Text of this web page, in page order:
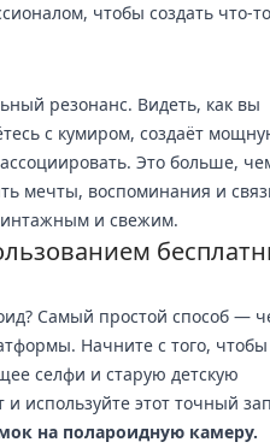
чтобы создать что-то
резонанс. Видеть, как вы
с кумиром, создаёт
Это больше,
мечты, воспоминания и
и свежим.
Самый простой способ —
Начните с того, чтобы
селфи и старую детскую
используйте этот точный
на полароидную камеру.